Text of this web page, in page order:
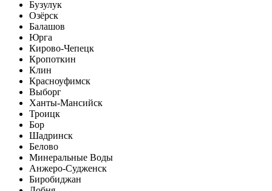
Бузулук
Озёрск
Балашов
Юрга
Кирово-Чепецк
Кропоткин
Клин
Красноуфимск
Выборг
Ханты-Мансийск
Троицк
Бор
Шадринск
Белово
Минеральные Воды
Анжеро-Судженск
Биробиджан